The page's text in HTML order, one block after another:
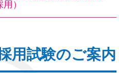
用）
用試験のご案内